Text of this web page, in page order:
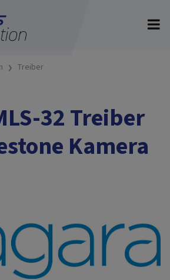
Treiber
32 Treiber
Kamera